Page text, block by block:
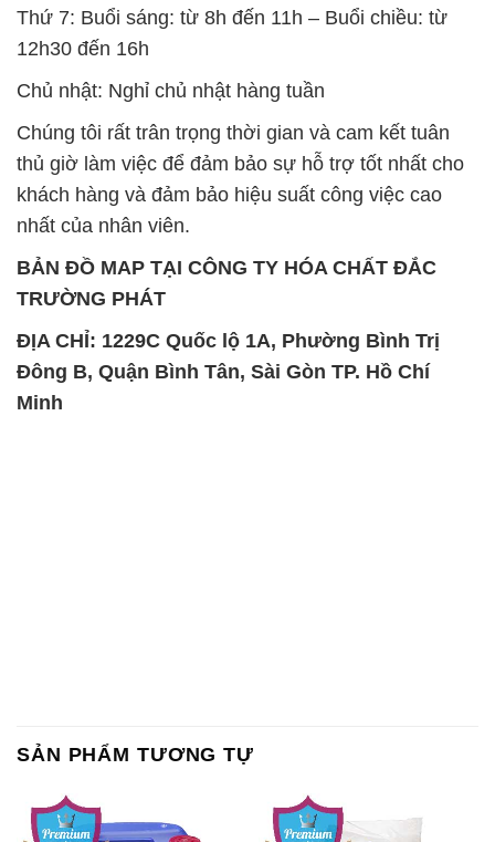
Thứ 7: Buổi sáng: từ 8h đến 11h – Buổi chiều: từ
12h30 đến 16h
Chủ nhật: Nghỉ chủ nhật hàng tuần
Chúng tôi rất trân trọng thời gian và cam kết tuân
thủ giờ làm việc để đảm bảo sự hỗ trợ tốt nhất cho
khách hàng và đảm bảo hiệu suất công việc cao
nhất của nhân viên.
BẢN ĐỒ MAP TẠI CÔNG TY HÓA CHẤT ĐẮC
TRƯỜNG PHÁT
ĐỊA CHỈ: 1229C Quốc lộ 1A, Phường Bình Trị
Đông B, Quận Bình Tân, Sài Gòn TP. Hồ Chí
Minh
SẢN PHẨM TƯƠNG TỰ